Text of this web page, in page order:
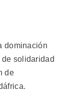
dominación
solidaridad
de